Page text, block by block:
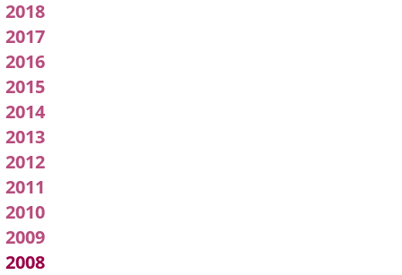
2018
2017
2016
2015
2014
2013
2012
2011
2010
2009
2008